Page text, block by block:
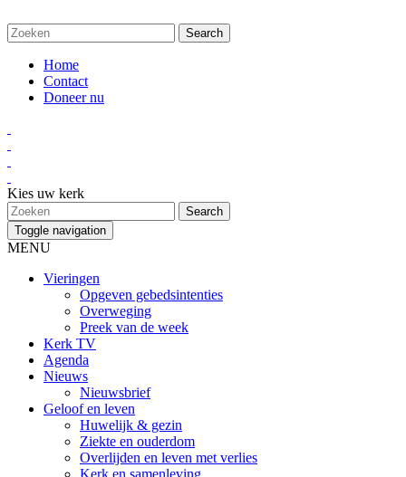
Home
Contact
Doneer nu
Kies uw kerk
Toggle navigation
MENU
Vieringen
Opgeven gebedsintenties
Overweging
Preek van de week
Kerk TV
Agenda
Nieuws
Nieuwsbrief
Geloof en leven
Huwelijk & gezin
Ziekte en ouderdom
Overlijden en leven met verlies
Kerk en samenleving